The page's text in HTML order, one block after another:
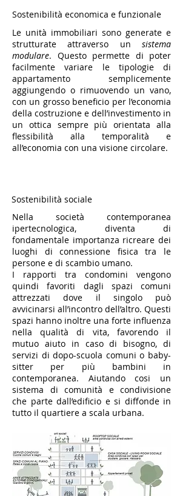
Sostenibilità economica e funzionale
Le unità immobiliari sono generate e
strutturate attraverso un sistema
modulare. Questo permette di poter
facilmente variare le tipologie di
appartamento semplicemente
aggiungendo o rimuovendo un vano,
con un grosso beneficio per l’economia
della costruzione e dell’investimento in
un ottica sempre più orientata alla
flessibilità alla temporalità e
all’economia con una visione circolare.
Sostenibilità sociale
Nella società contemporanea
ipertecnologica, diventa di
fondamentale importanza ricreare dei
luoghi di connessione fisica tra le
persone e di scambio umano.
I rapporti tra condomini vengono
quindi favoriti dagli spazi comuni
attrezzati dove il singolo può
avvicinarsi all’incontro dell’altro. Questi
spazi hanno inoltre una forte influenza
nella qualità di vita, favorendo il
mutuo aiuto in caso di bisogno, di
servizi di dopo-scuola comuni o baby-
sitter per più bambini in
contemporanea. Aiutando cosi un
sistema di comunità e condivisione
che parte dall’edificio e si diffonde in
tutto il quartiere a scala urbana.